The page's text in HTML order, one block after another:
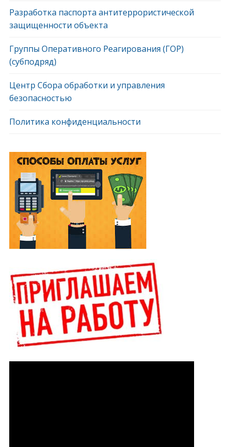
Разработка паспорта антитеррористической
защищенности объекта
Группы Оперативного Реагирования (ГОР)
(субподряд)
Центр Сбора обработки и управления
безопасностью
Политика конфиденциальности